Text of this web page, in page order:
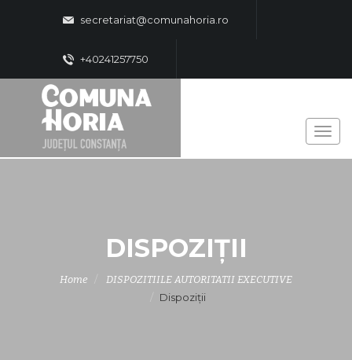
secretariat@comunahoria.ro
+40241257750
DISPOZIȚII
Home DISPOZITIILE AUTORITATII EXECUTIVE
Dispoziții